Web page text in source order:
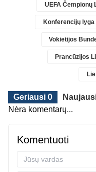
UEFA Čempionų
Konferencijų lyga
Vokietijos
Prancūzijos
Geriausi 0
Nėra komentarų...
Komentuoti